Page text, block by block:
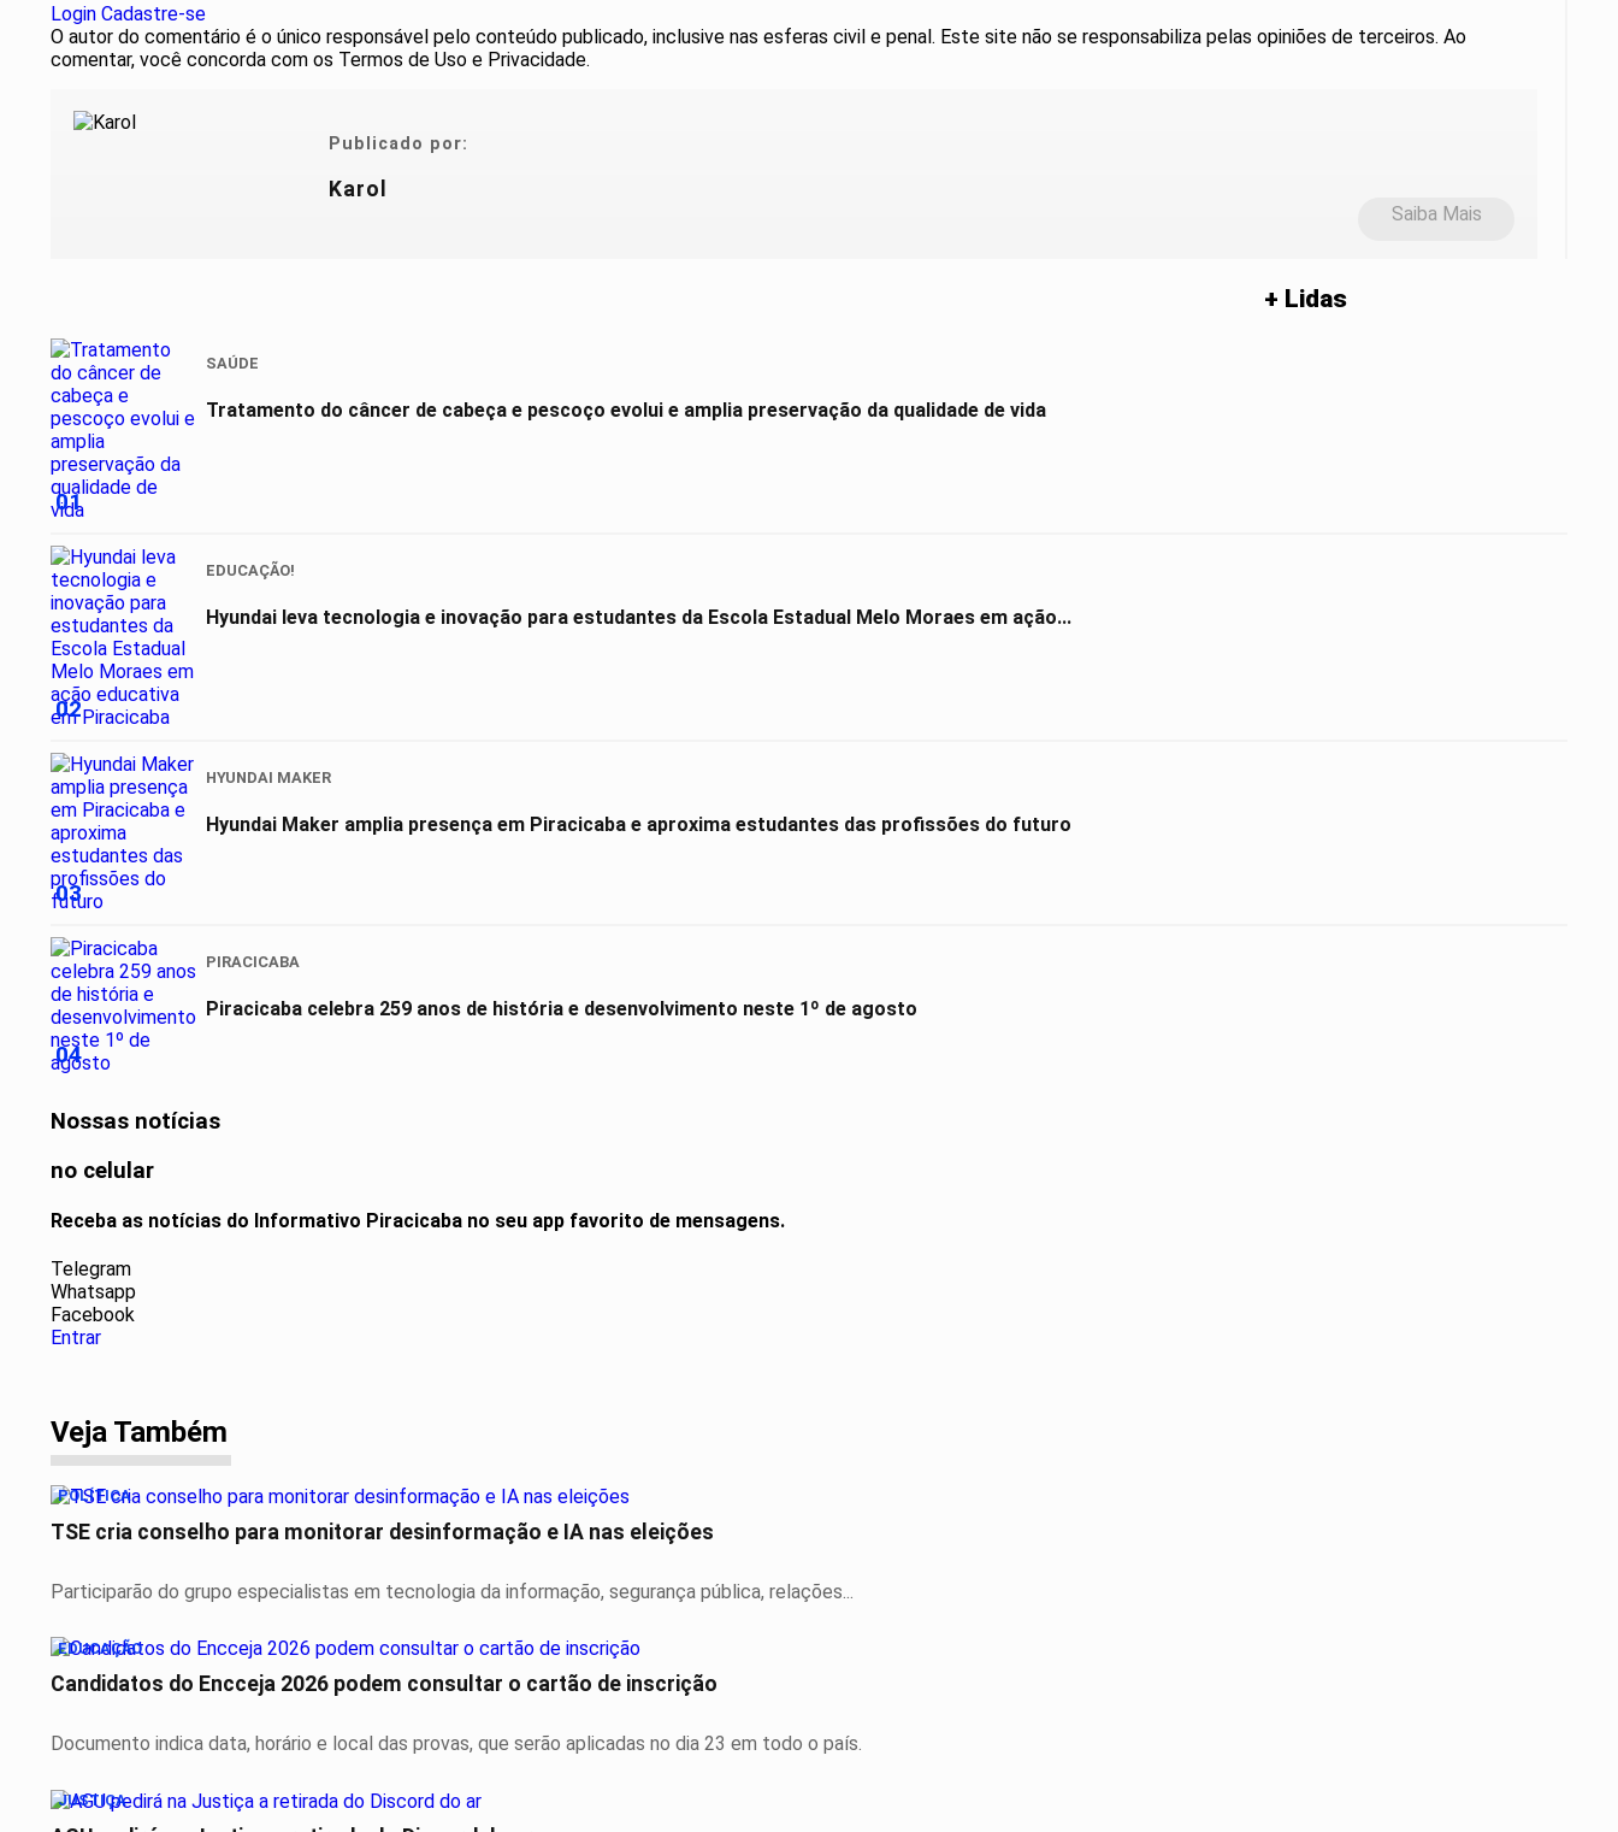
Login Cadastre-se
O autor do comentário é o único responsável pelo conteúdo publicado, inclusive nas esferas civil e penal. Este site não se responsabiliza pelas opiniões de terceiros. Ao
comentar, você concorda com os Termos de Uso e Privacidade.
Publicado por:
Karol
Saiba Mais
+ Lidas
01
SAÚDE
Tratamento do câncer de cabeça e pescoço evolui e amplia preservação da qualidade de vida
02
EDUCAÇÃO!
Hyundai leva tecnologia e inovação para estudantes da Escola Estadual Melo Moraes em ação...
03
HYUNDAI MAKER
Hyundai Maker amplia presença em Piracicaba e aproxima estudantes das profissões do futuro
04
PIRACICABA
Piracicaba celebra 259 anos de história e desenvolvimento neste 1º de agosto
Nossas notícias
no celular
Receba as notícias do Informativo Piracicaba no seu app favorito de mensagens.
Telegram
Whatsapp
Facebook
Entrar
Veja Também
POLÍTICA
TSE cria conselho para monitorar desinformação e IA nas eleições
Participarão do grupo especialistas em tecnologia da informação, segurança pública, relações...
EDUCAÇÃO
Candidatos do Encceja 2026 podem consultar o cartão de inscrição
Documento indica data, horário e local das provas, que serão aplicadas no dia 23 em todo o país.
JUSTIÇA